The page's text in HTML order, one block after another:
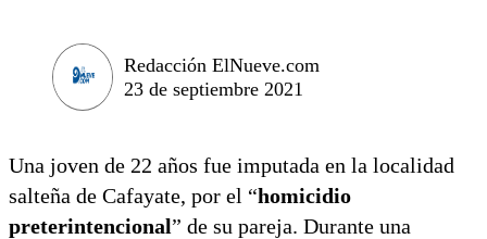
Redacción ElNueve.com
23 de septiembre 2021
Una joven de 22 años fue imputada en la localidad
salteña de Cafayate, por el “homicidio
preterintencional” de su pareja. Durante una